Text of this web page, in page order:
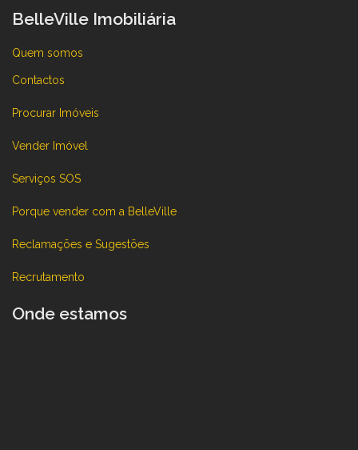
BelleVille Imobiliária
Quem somos
Contactos
Procurar Imóveis
Vender Imóvel
Serviços SOS
Porque vender com a BelleVille
Reclamações e Sugestões
Recrutamento
Onde estamos